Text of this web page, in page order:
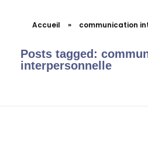
Accueil » communication
Posts tagged:
interpersonnelle